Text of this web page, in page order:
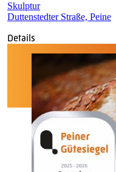
Skulptur
Duttenstedter Straße, Peine
Details